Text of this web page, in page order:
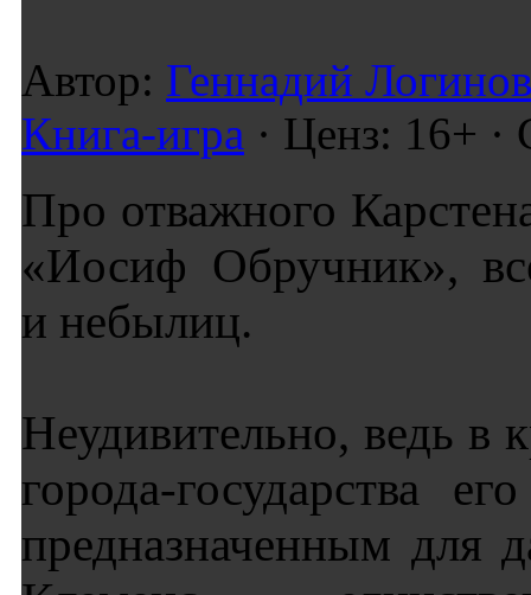
Автор: Геннадий Логинов
Книга-игра · Ценз: 16+ ·
Про отважного
«Иосиф Обручник»,
и небылиц.
Неудивительно, ведь в
города-государства
предназначенным для